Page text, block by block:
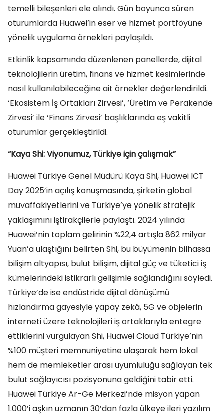
temelli bileşenleri ele alındı. Gün boyunca süren
oturumlarda Huawei’in eser ve hizmet portföyüne
yönelik uygulama örnekleri paylaşıldı.
Etkinlik kapsamında düzenlenen panellerde, dijital
teknolojilerin üretim, finans ve hizmet kesimlerinde
nasıl kullanılabileceğine ait örnekler değerlendirildi.
‘Ekosistem İş Ortakları Zirvesi’, ‘Üretim ve Perakende
Zirvesi’ ile ‘Finans Zirvesi’ başlıklarında eş vakitli
oturumlar gerçekleştirildi.
“Kaya Shi: Viyonumuz, Türkiye için çalışmak”
Huawei Türkiye Genel Müdürü Kaya Shi, Huawei ICT
Day 2025’in açılış konuşmasında, şirketin global
muvaffakiyetlerini ve Türkiye’ye yönelik stratejik
yaklaşımını iştirakçilerle paylaştı. 2024 yılında
Huawei’nin toplam gelirinin %22,4 artışla 862 milyar
Yuan’a ulaştığını belirten Shi, bu büyümenin bilhassa
bilişim altyapısı, bulut bilişim, dijital güç ve tüketici iş
kümelerindeki istikrarlı gelişimle sağlandığını söyledi.
Türkiye’de ise endüstride dijital dönüşümü
hızlandırma gayesiyle yapay zekâ, 5G ve objelerin
interneti üzere teknolojileri iş ortaklarıyla entegre
ettiklerini vurgulayan Shi, Huawei Cloud Türkiye’nin
%100 müşteri memnuniyetine ulaşarak hem lokal
hem de memleketler arası uyumluluğu sağlayan tek
bulut sağlayıcısı pozisyonuna geldiğini tabir etti.
Huawei Türkiye Ar-Ge Merkezi’nde misyon yapan
1.000’i aşkın uzmanın 30’dan fazla ülkeye ileri yazılım